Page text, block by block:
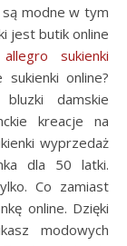
są modne w tym
jest butik online
allegro sukienki
online?
damskie
kreacje na
wyprzedaż
dla 50 latki.
Co zamiast
online. Dzięki
modowych